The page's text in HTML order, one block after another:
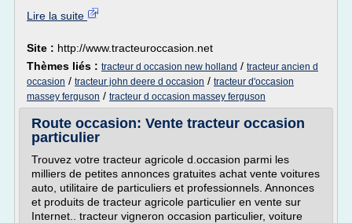
Lire la suite
Site : http://www.tracteuroccasion.net
Thèmes liés : tracteur d occasion new holland / tracteur ancien d
occasion / tracteur john deere d occasion / tracteur d'occasion
massey ferguson / tracteur d occasion massey ferguson
Route occasion: Vente tracteur occasion
particulier
Trouvez votre tracteur agricole d.occasion parmi les
milliers de petites annonces gratuites achat vente voitures
auto, utilitaire de particuliers et professionnels. Annonces
et produits de tracteur agricole particulier en vente sur
Internet.. tracteur vigneron occasion particulier, voiture